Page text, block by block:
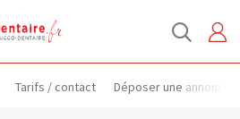
Tarifs / contact Déposer une annonce